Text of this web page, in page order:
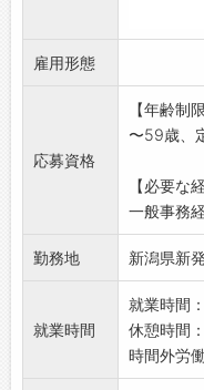
「変更範
雇用形態
応募資格
【年齢制
〜59歳、
【必要な
一般事務
勤務地 新潟県新
就業時間
就業時間
休憩時間
時間外労